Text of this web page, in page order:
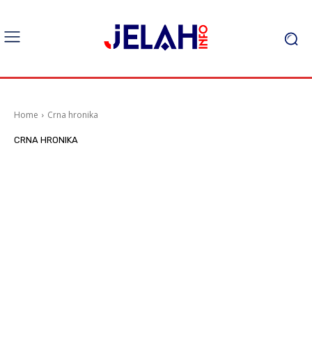
Home Crna hronika
CRNA HRONIKA